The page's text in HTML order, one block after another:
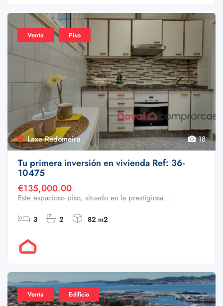
Laxe Redomeira
Venta Piso
18
Tu primera inversión en vivienda Ref: 36-
10475
€135,000.00
Este espacioso piso, situado en la prestigiosa ...
3 2 82 m2
Venta Edificio